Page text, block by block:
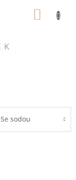
Se sodou